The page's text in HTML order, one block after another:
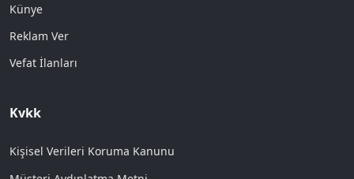
Künye
Reklam Ver
Vefat İlanları
Kvkk
Kişisel Verileri Koruma Kanunu